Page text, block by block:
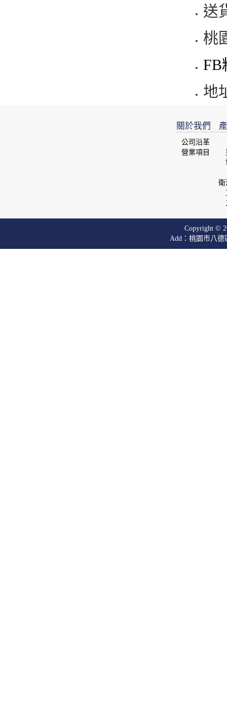
送
桃
FB
地
關於我們
公司沿革
營業項目
衛
Copyright ©
Add：桃園市八